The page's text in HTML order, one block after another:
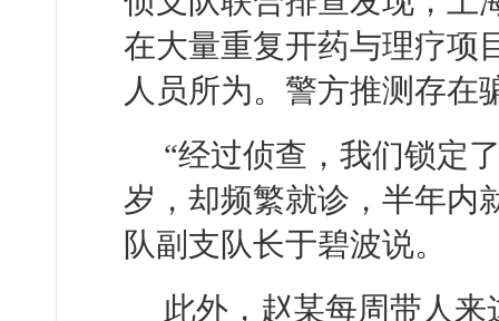
在大量重复开药与理疗项
人员所为。警方推测存在
“经过侦查，我们锁定
岁，却频繁就诊，半年内
队副支队长于碧波说。
此外，赵某每周带人